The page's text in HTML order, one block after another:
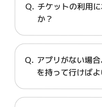
チケットの利用
か？
アプリがない場
を持って行けば